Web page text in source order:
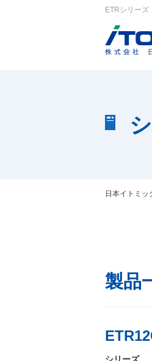
ETRシリーズ
日本イトミッ
製品